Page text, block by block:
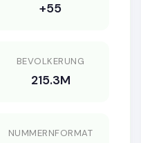
+55
BEVOLKERUNG
215.3M
NUMMERNFORMAT